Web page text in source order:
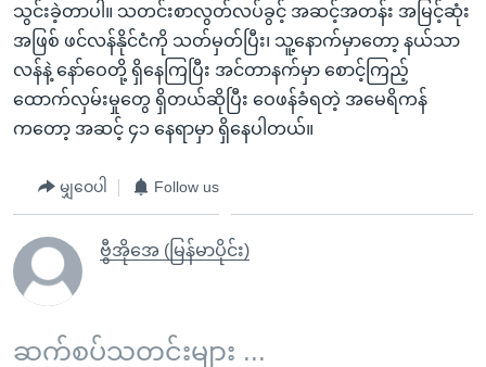
သွင်းခဲ့တာပါ။ သတင်းစာလွတ်လပ်ခွင့် အဆင့်အတန်း အမြင့်ဆုံး
အဖြစ် ဖင်လန်နိုင်ငံကို သတ်မှတ်ပြီး၊ သူ့နောက်မှာတော့ နယ်သာ
လန်နဲ့ နော်ဝေတို့ ရှိနေကြပြီး အင်တာနက်မှာ စောင့်ကြည့်
ထောက်လှမ်းမှုတွေ ရှိတယ်ဆိုပြီး ဝေဖန်ခံရတဲ့ အမေရိကန်
ကတော့ အဆင့် ၄၁ နေရာမှာ ရှိနေပါတယ်။
မျှဝေပါ Follow us
ဗွီအိုအေ (မြန်မာပိုင်း)
ဆက်စပ်သတင်းများ ...